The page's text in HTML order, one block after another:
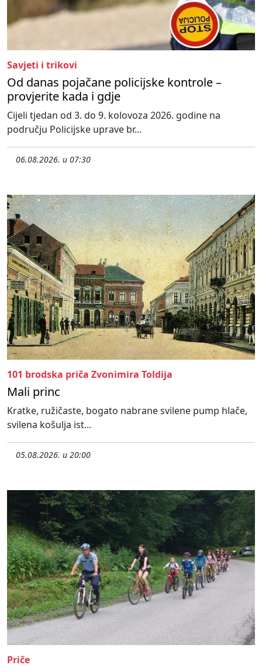
Savjeti i trikovi
Od danas pojačane policijske kontrole –
provjerite kada i gdje
Cijeli tjedan od 3. do 9. kolovoza 2026. godine na
području Policijske uprave br...
06.08.2026. u 07:30
101 brodska priča Zvonimira Toldija
Mali princ
Kratke, ružičaste, bogato nabrane svilene pump hlače,
svilena košulja ist...
05.08.2026. u 20:00
Priče